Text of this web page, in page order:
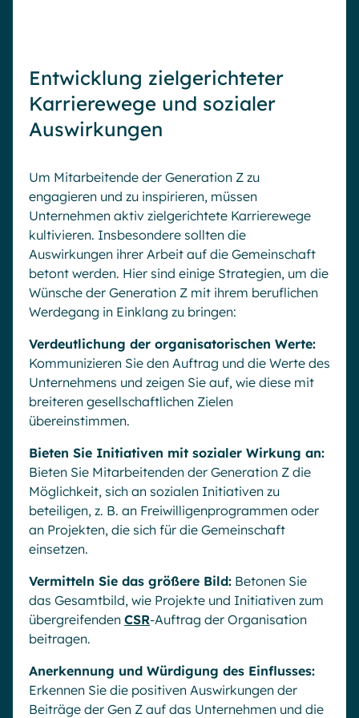
Entwicklung zielgerichteter
Karrierewege und sozialer
Auswirkungen
Um Mitarbeitende der Generation Z zu
engagieren und zu inspirieren, müssen
Unternehmen aktiv zielgerichtete Karrierewege
kultivieren. Insbesondere sollten die
Auswirkungen ihrer Arbeit auf die Gemeinschaft
betont werden. Hier sind einige Strategien, um die
Wünsche der Generation Z mit ihrem beruflichen
Werdegang in Einklang zu bringen:
Verdeutlichung der organisatorischen Werte:
Kommunizieren Sie den Auftrag und die Werte des
Unternehmens und zeigen Sie auf, wie diese mit
breiteren gesellschaftlichen Zielen
übereinstimmen.
Bieten Sie Initiativen mit sozialer Wirkung an:
Bieten Sie Mitarbeitenden der Generation Z die
Möglichkeit, sich an sozialen Initiativen zu
beteiligen, z. B. an Freiwilligenprogrammen oder
an Projekten, die sich für die Gemeinschaft
einsetzen.
Vermitteln Sie das größere Bild: Betonen Sie
das Gesamtbild, wie Projekte und Initiativen zum
übergreifenden CSR-Auftrag der Organisation
beitragen.
Anerkennung und Würdigung des Einflusses:
Erkennen Sie die positiven Auswirkungen der
Beiträge der Gen Z auf das Unternehmen und die